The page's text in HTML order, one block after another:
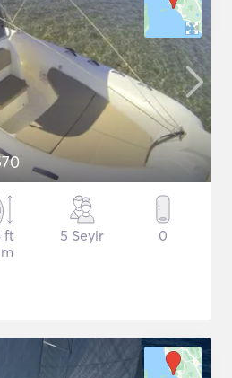
ft
5 Seyir 0